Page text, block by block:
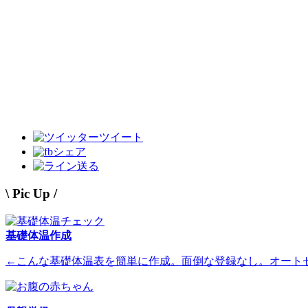
ツイート
シェア
送る
\ Pic Up /
基礎体温作成
←こんな基礎体温表を簡単に作成。面倒な登録なし。オート